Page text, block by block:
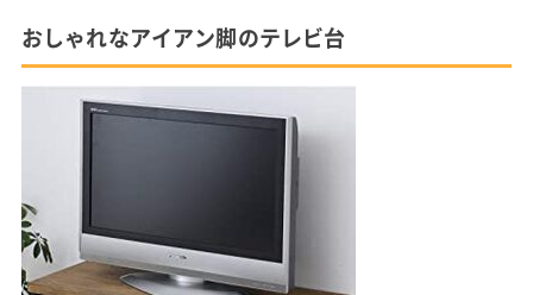
おしゃれなアイアン脚のテレビ台